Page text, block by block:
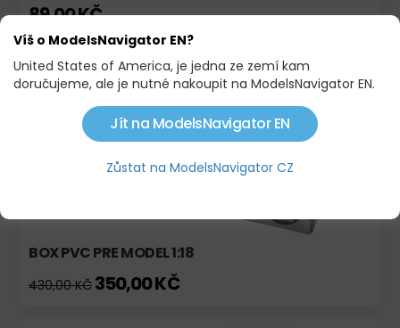
89,00 KČ
Skladem
BOX PVC PRE MODEL 1:18
430,00 KČ 350,00 KČ
Víš o ModelsNavigator EN?
United States of America, je jedna ze zemí kam
doručujeme, ale je nutné nakoupit na ModelsNavigator EN.
Jít na ModelsNavigator EN
Zůstat na ModelsNavigator CZ